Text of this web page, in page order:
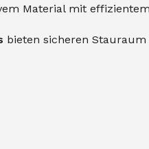
Material mit
bieten sicheren